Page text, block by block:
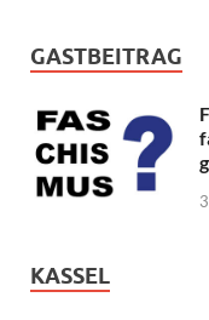
GASTBEITRAG
KASSEL